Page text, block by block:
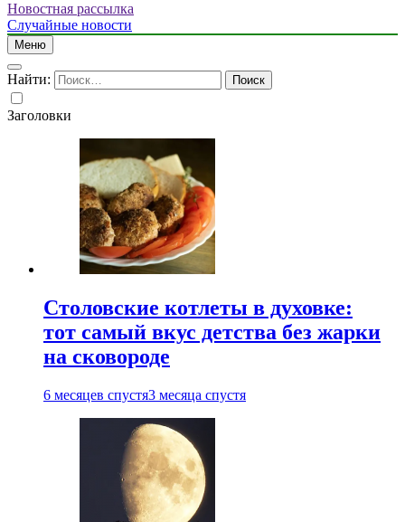
Новостная рассылка
Случайные новости
Меню
Найти:
Заголовки
Столовские котлеты в духовке:
тот самый вкус детства без жарки
на сковороде
6 месяцев спустя3 месяца спустя